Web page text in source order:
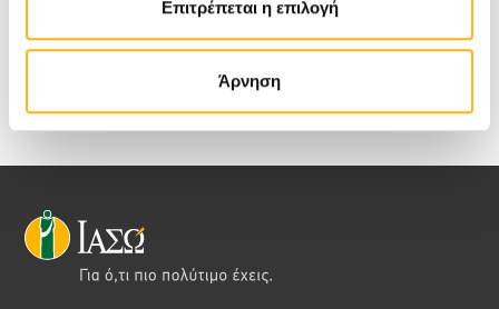
Επιτρέπεται η επιλογή
Άρνηση